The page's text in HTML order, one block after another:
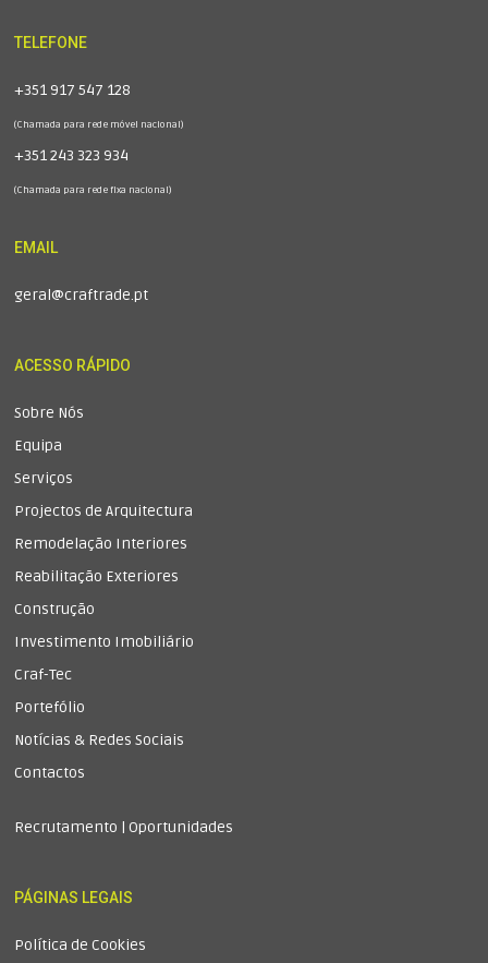
TELEFONE
+351 917 547 128
(Chamada para rede móvel nacional)
+351 243 323 934
(Chamada para rede fixa nacional)
EMAIL
geral@craftrade.pt
ACESSO RÁPIDO
Sobre Nós
Equipa
Serviços
Projectos de Arquitectura
Remodelação Interiores
Reabilitação Exteriores
Construção
Investimento Imobiliário
Craf-Tec
Portefólio
Notícias & Redes Sociais
Contactos
Recrutamento | Oportunidades
PÁGINAS LEGAIS
Política de Cookies